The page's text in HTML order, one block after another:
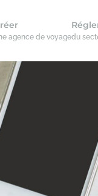
agence de voyagedu